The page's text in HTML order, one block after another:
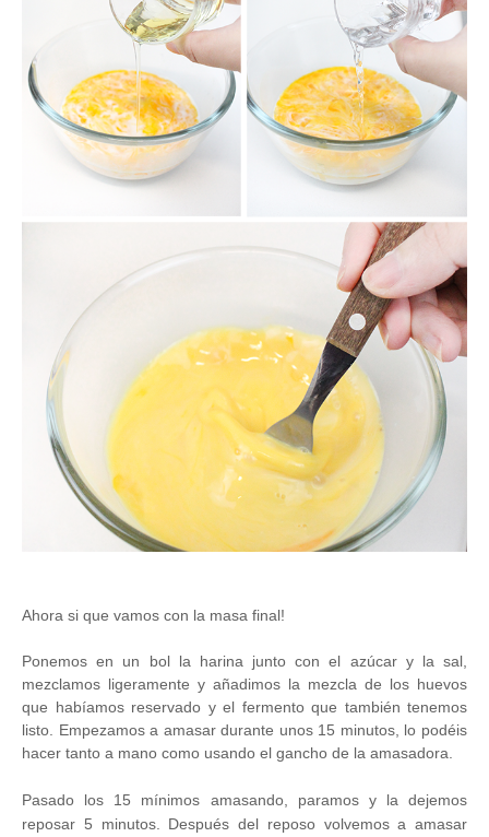
Ahora si que vamos con la masa final!
Ponemos en un bol la harina junto con el azúcar y la sal,
mezclamos ligeramente y añadimos la mezcla de los huevos
que habíamos reservado y el fermento que también tenemos
listo. Empezamos a amasar durante unos 15 minutos, lo podéis
hacer tanto a mano como usando el gancho de la amasadora.
Pasado los 15 mínimos amasando, paramos y la dejemos
reposar 5 minutos. Después del reposo volvemos a amasar